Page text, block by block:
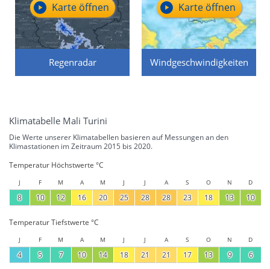
Regenradar
Karte öffnen
Windgeschwindigkeiten
Karte öffnen
Klimatabelle Mali Turini
Die Werte unserer Klimatabellen basieren auf Messungen an den
Klimastationen im Zeitraum 2015 bis 2020.
Temperatur Höchstwerte °C
J F M A M J J A S O N D
8 10 12 16 20 25 28 28 23 18 13 10
Temperatur Tiefstwerte °C
J F M A M J J A S O N D
4 5 7 10 14 18 21 21 17 13 9 6